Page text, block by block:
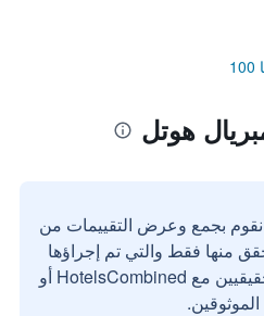
هوتل
نقوم بجمع وعرض التقييمات من
منها فقط والتي تم إجراؤها
بواسطة مستخدمين حقيقيين مع HotelsCombined أو